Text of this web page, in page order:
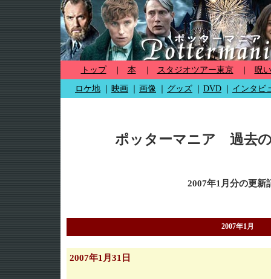
トップ 本 スタジオツアー東京 呪
ロケ地 映画 画像 グッズ DVD インタビ
ポッターマニア 過去
2007年1月分の更新
2007年1月
2007年1月31日